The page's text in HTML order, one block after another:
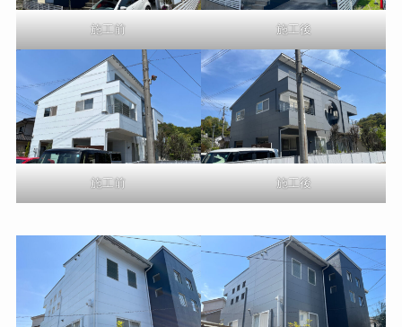
施工前 施工後
施工前 施工後